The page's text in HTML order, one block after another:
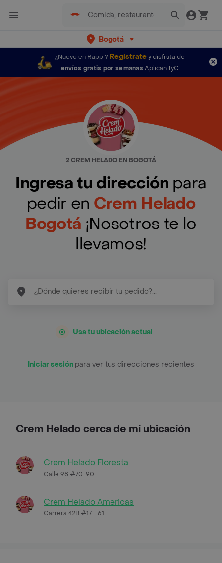
Bogotá
¿Nuevo en Rappi? Regístratey disfruta de
envíos gratis por semanas Aplican TyC
2 CREM HELADO EN BOGOTÁ
Ingresa tu dirección para
pedir en Crem Helado
Bogotá ¡Nosotros te lo
llevamos!
Usa tu ubicación actual
Iniciar sesión para ver tus direcciones recientes
Crem Helado cerca de mi ubicación
Crem Helado Floresta
Calle 98 #70-90
Crem Helado Americas
Carrera 42B #17 - 61